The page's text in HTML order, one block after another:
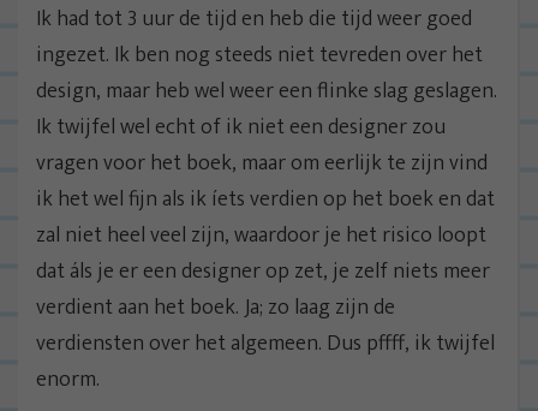
Ik had tot 3 uur de tijd en heb die tijd weer goed
ingezet. Ik ben nog steeds niet tevreden over het
design, maar heb wel weer een flinke slag geslagen.
Ik twijfel wel echt of ik niet een designer zou
vragen voor het boek, maar om eerlijk te zijn vind
ik het wel fijn als ik íets verdien op het boek en dat
zal niet heel veel zijn, waardoor je het risico loopt
dat áls je er een designer op zet, je zelf niets meer
verdient aan het boek. Ja; zo laag zijn de
verdiensten over het algemeen. Dus pffff, ik twijfel
enorm.